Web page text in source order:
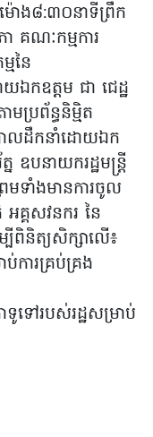
ម៉ោង៨:៣០នាទីព្រឹក
គណៈកម្មការ
មនៃ
ឯកឧត្តម ជា ជេដ្ឋ
ប្រព័ន្ធនិម្មិត
ាលដឹកនាំដោយឯក
ឧបនាយករដ្ឋមន្ត្រី
រមទាំងមានការចូល
គសវនករ នៃ
បីពិនិត្យសិក្សាលើ៖
ប់ការគ្រប់គ្រង
ទូទៅរបស់រដ្ឋសម្រាប់